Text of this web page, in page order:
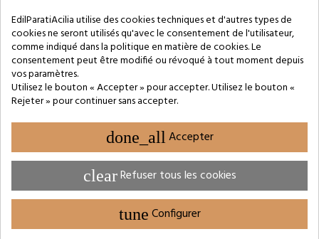
Copyright © 2024 by 3Enne s.r.l.s. P.IVA/C.F.: 13466181008
Numéro d'enregistrement REA : RM-1449325 - Registre du
Commerce de Rome
Website Developed by M.Borzacchini - TestSide
PARAMÈTRES DES COOKIES
EdilParatiAcilia utilise des cookies techniques et d'autres types de
cookies ne seront utilisés qu'avec le consentement de l'utilisateur,
comme indiqué dans la politique en matière de cookies. Le
consentement peut être modifié ou révoqué à tout moment depuis
vos paramètres.
Utilisez le bouton « Accepter » pour accepter. Utilisez le bouton «
Rejeter » pour continuer sans accepter.
done_all Accepter
clearRefuser tous les cookies
tuneConfigurer